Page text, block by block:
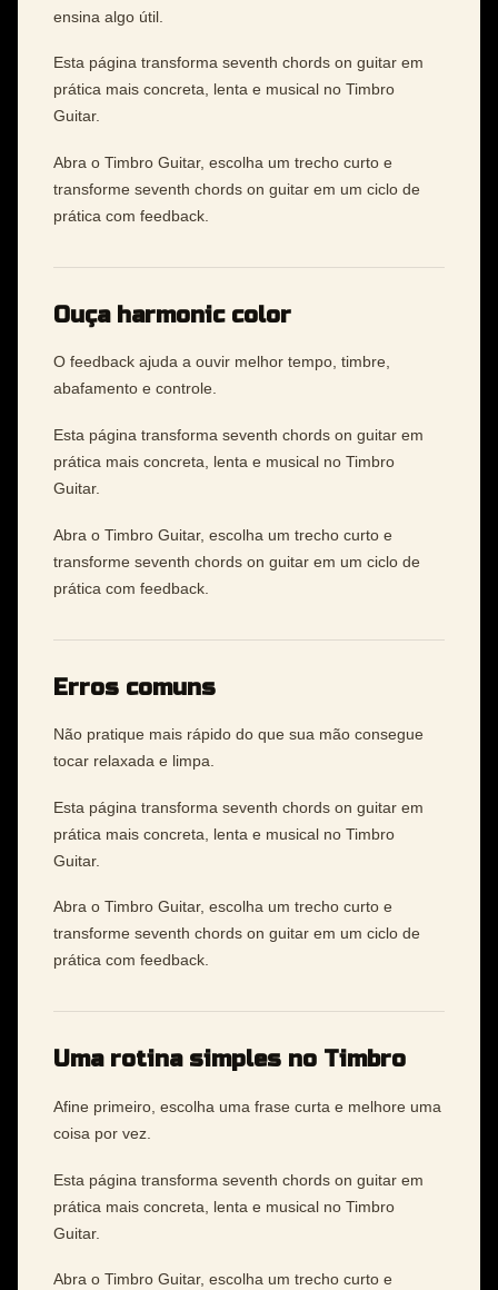
ensina algo útil.
Esta página transforma seventh chords on guitar em
prática mais concreta, lenta e musical no Timbro
Guitar.
Abra o Timbro Guitar, escolha um trecho curto e
transforme seventh chords on guitar em um ciclo de
prática com feedback.
Ouça harmonic color
O feedback ajuda a ouvir melhor tempo, timbre,
abafamento e controle.
Esta página transforma seventh chords on guitar em
prática mais concreta, lenta e musical no Timbro
Guitar.
Abra o Timbro Guitar, escolha um trecho curto e
transforme seventh chords on guitar em um ciclo de
prática com feedback.
Erros comuns
Não pratique mais rápido do que sua mão consegue
tocar relaxada e limpa.
Esta página transforma seventh chords on guitar em
prática mais concreta, lenta e musical no Timbro
Guitar.
Abra o Timbro Guitar, escolha um trecho curto e
transforme seventh chords on guitar em um ciclo de
prática com feedback.
Uma rotina simples no Timbro
Afine primeiro, escolha uma frase curta e melhore uma
coisa por vez.
Esta página transforma seventh chords on guitar em
prática mais concreta, lenta e musical no Timbro
Guitar.
Abra o Timbro Guitar, escolha um trecho curto e